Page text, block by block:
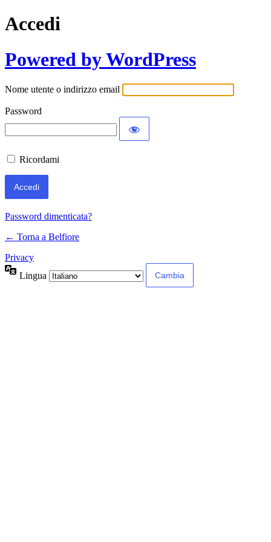
Accedi
Powered by WordPress
Nome utente o indirizzo email
Password
Ricordami
Password dimenticata?
← Torna a Belfiore
Privacy
Lingua